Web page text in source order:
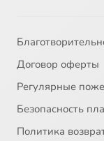
33 O
35 Oни -
Договор оферты
Регулярные
Безопасность
Политика